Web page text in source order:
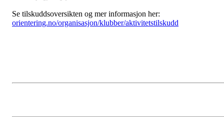
Se tilskuddsoversikten og mer informasjon her:
orientering.no/organisasjon/klubber/aktivitetstilskudd